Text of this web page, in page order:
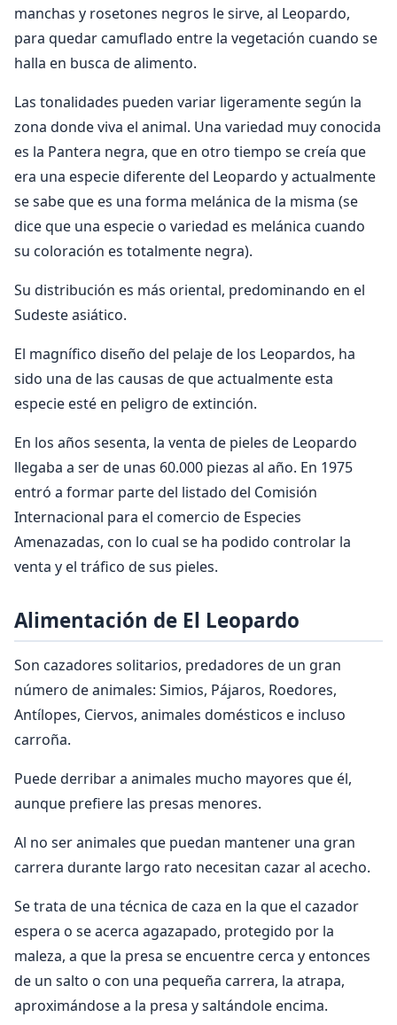
manchas y rosetones negros le sirve, al Leopardo,
para quedar camuflado entre la vegetación cuando se
halla en busca de alimento.
Las tonalidades pueden variar ligeramente según la
zona donde viva el animal. Una variedad muy conocida
es la Pantera negra, que en otro tiempo se creía que
era una especie diferente del Leopardo y actualmente
se sabe que es una forma melánica de la misma (se
dice que una especie o variedad es melánica cuando
su coloración es totalmente negra).
Su distribución es más oriental, predominando en el
Sudeste asiático.
El magnífico diseño del pelaje de los Leopardos, ha
sido una de las causas de que actualmente esta
especie esté en peligro de extinción.
En los años sesenta, la venta de pieles de Leopardo
llegaba a ser de unas 60.000 piezas al año. En 1975
entró a formar parte del listado del Comisión
Internacional para el comercio de Especies
Amenazadas, con lo cual se ha podido controlar la
venta y el tráfico de sus pieles.
Alimentación de El Leopardo
Son cazadores solitarios, predadores de un gran
número de animales: Simios, Pájaros, Roedores,
Antílopes, Ciervos, animales domésticos e incluso
carroña.
Puede derribar a animales mucho mayores que él,
aunque prefiere las presas menores.
Al no ser animales que puedan mantener una gran
carrera durante largo rato necesitan cazar al acecho.
Se trata de una técnica de caza en la que el cazador
espera o se acerca agazapado, protegido por la
maleza, a que la presa se encuentre cerca y entonces
de un salto o con una pequeña carrera, la atrapa,
aproximándose a la presa y saltándole encima.